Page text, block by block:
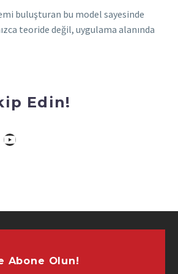
buluşturan bu model sayesinde
teoride değil, uygulama alanında
Edin!
Abone Olun!